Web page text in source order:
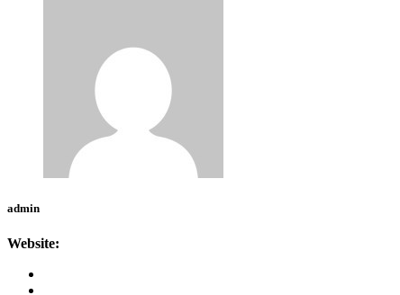
admin
Website: